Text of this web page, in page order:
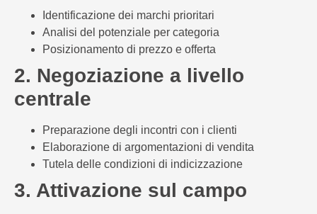
Identificazione dei marchi prioritari
Analisi del potenziale per categoria
Posizionamento di prezzo e offerta
2. Negoziazione a livello
centrale
Preparazione degli incontri con i clienti
Elaborazione di argomentazioni di vendita
Tutela delle condizioni di indicizzazione
3. Attivazione sul campo